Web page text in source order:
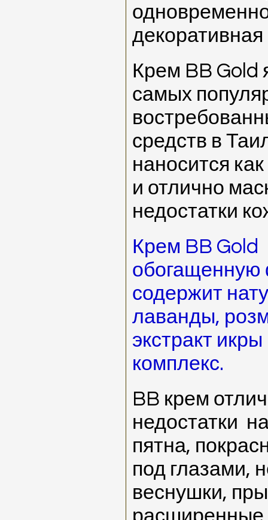
декоративная
Крем BB Gold
самых
средств в
наносится
и отлично
недостатки
Крем BB Gold
содержит
лаванды,
экстракт
комплекс.
BB крем
недостатки
пятна,
под глазами,
веснушки,